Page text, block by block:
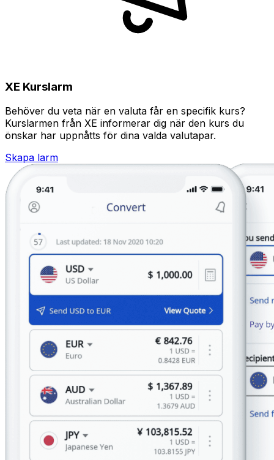
XE Kurslarm
Behöver du veta när en valuta får en specifik kurs?
Kurslarmen från XE informerar dig när den kurs du
önskar har uppnåtts för dina valda valutapar.
Skapa larm